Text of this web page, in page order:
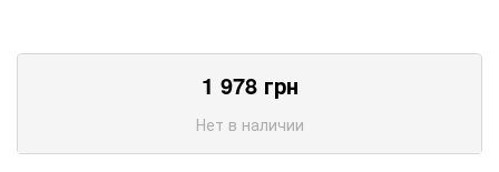
1 978грн
Нет в наличии